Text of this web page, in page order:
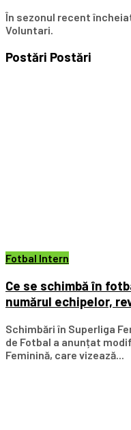
În sezonul recent
Voluntari.
Postări Postări
Fotbal Intern
Ce se schimbă în
numărul echipelor,
Schimbări în Superliga
de Fotbal a anunțat
Feminină, care vizează...